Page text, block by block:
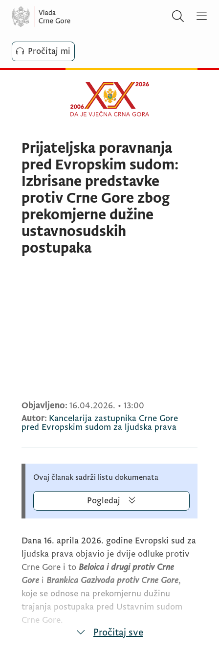
Pročitaj mi
Prijateljska poravnanja
pred Evropskim sudom:
Izbrisane predstavke
protiv Crne Gore zbog
prekomjerne dužine
ustavnosudskih
postupaka
Objavljeno: 16.04.2026. • 13:00
Autor: Kancelarija zastupnika Crne Gore
pred Evropskim sudom za ljudska prava
Ovaj članak sadrži listu dokumenata
Pogledaj
Dana 16. aprila 2026. godine Evropski sud za
ljudska prava objavio je dvije odluke protiv
Crne Gore i to Beloica i drugi protiv Crne
Gore i Brankica Gazivoda protiv Crne Gore,
koje se odnose na prekomjernu dužinu
trajanja postupaka pred Ustavnim sudom
Crne Gore.
Pročitaj sve